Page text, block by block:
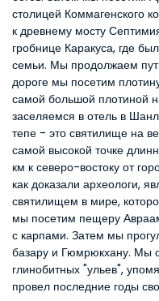
столицей Коммагенского
к древнему мосту
гробнице Каракуса, где
семьи. Мы продолжаем
дороге мы посетим
самой большой плотиной
заселяемся в отель в
тепе - это святилище на
самой высокой точке
км к северо-востоку от
как доказали археологи,
святилищем в мире,
мы посетим пещеру
с карпами. Затем мы
базару и Гюмрюкхану. Мы
глинобитных "ульев",
провел последние годы